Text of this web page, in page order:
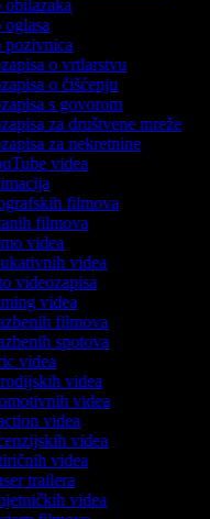
obilazaka
oglasa
pozivnica
o vrtlarstvu
o čišćenju
s govorom
za društvene mreže
za nekretnine
videa
filmova
filmova
videa
videa
videozapisa
videa
filmova
spotova
videa
videa
videa
videa
videa
videa
trailera
videa